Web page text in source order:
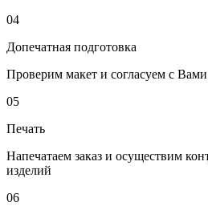
04
Допечатная подготовка
Проверим макет и согласуем с Вами
05
Печать
Напечатаем заказ и осуществим
изделий
06